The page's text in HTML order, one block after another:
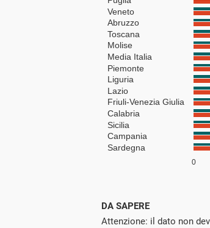
DA SAPERE
Attenzione: il dato non